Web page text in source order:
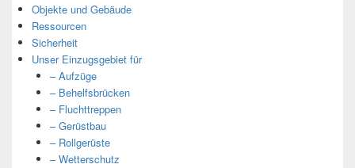
Objekte und Gebäude
Ressourcen
Sicherheit
Unser Einzugsgebiet für
– Aufzüge
– Behelfsbrücken
– Fluchttreppen
– Gerüstbau
– Rollgerüste
– Wetterschutz